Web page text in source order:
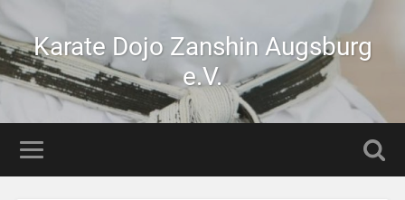
Karate Dojo Zanshin Augsburg
e.V.